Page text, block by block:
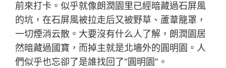
前來打卡。似乎就像朗潤園里已經暗藏過石屏風
的坑，在石屏風被拉走后又被野草、蘆葦籠罩，
一切煙消云散。大要沒有什么人了解，朗潤園居
然暗藏過國寶，而掉主就是北墻外的圓明園。人
們似乎也忘卻了是誰找回了“圓明園”。